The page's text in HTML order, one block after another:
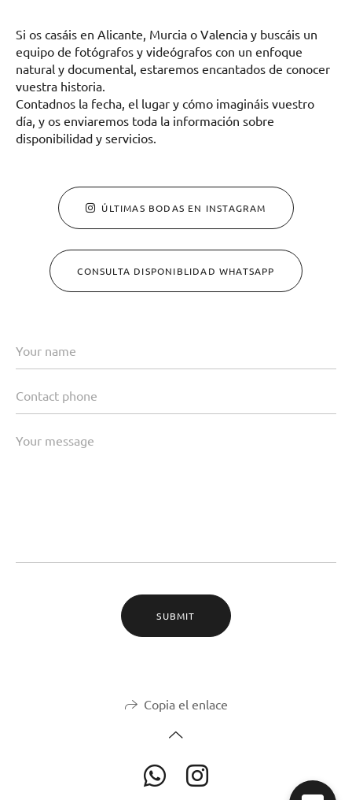
Si os casáis en Alicante, Murcia o Valencia y buscáis un
equipo de fotógrafos y videógrafos con un enfoque
natural y documental, estaremos encantados de conocer
vuestra historia.
Contadnos la fecha, el lugar y cómo imagináis vuestro
día, y os enviaremos toda la información sobre
disponibilidad y servicios.
ÚLTIMAS BODAS EN INSTAGRAM
CONSULTA DISPONIBLIDAD WHATSAPP
SUBMIT
Copia el enlace